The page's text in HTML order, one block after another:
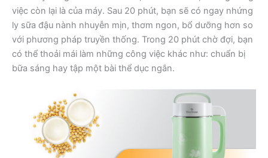
việc còn lại là của máy. Sau 20 phút, bạn sẽ có ngay nhứng
ly sữa đậu nành nhuyễn mịn, thơm ngon, bổ dưỡng hơn so
với phương pháp truyền thống. Trong 20 phút chờ đợi, bạn
có thể thoải mái làm những công việc khác như: chuẩn bị
bữa sáng hay tập một bài thể dục ngắn.